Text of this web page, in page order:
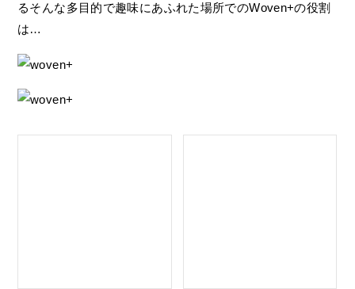
るそんな多目的で趣味にあふれた場所でのWoven+の役割
は…